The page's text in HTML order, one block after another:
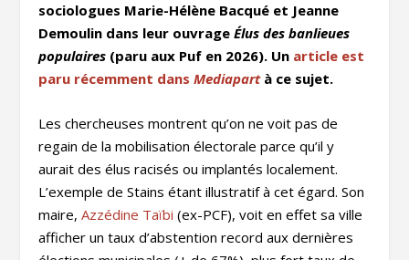
sociologues Marie-Hélène Bacqué et Jeanne
Demoulin dans leur ouvrageÉlus des banlieues
populaires (paru aux Puf en 2026). Un article est
paru récemment dansMediapartà ce sujet.
Les chercheuses montrent qu’on ne voit pas de
regain de la mobilisation électorale parce qu’il y
aurait des élus racisés ou implantés localement.
L’exemple de Stains étant illustratif à cet égard. Son
maire,Azzédine Taïbi (ex-PCF), voit en effet sa ville
afficher un taux d’abstention record aux dernières